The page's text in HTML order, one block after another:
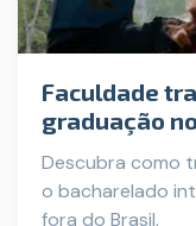
Faculdade
graduação
Descubra como
o bacharelado
fora do Brasil.